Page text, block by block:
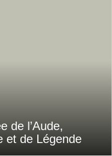
de l’Aude,
et de Légende